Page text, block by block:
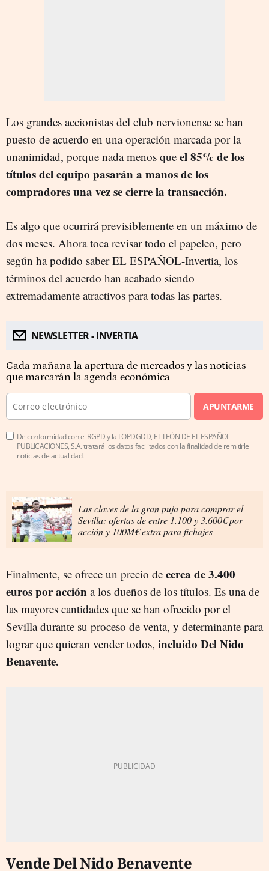
Los grandes accionistas del club nervionense se han
puesto de acuerdo en una operación marcada por la
unanimidad, porque nada menos que el 85% de los
títulos del equipo pasarán a manos de los
compradores una vez se cierre la transacción.
Es algo que ocurrirá previsiblemente en un máximo de
dos meses. Ahora toca revisar todo el papeleo, pero
según ha podido saber EL ESPAÑOL-Invertia, los
términos del acuerdo han acabado siendo
extremadamente atractivos para todas las partes.
NEWSLETTER - INVERTIA
Cada mañana la apertura de mercados y las noticias
que marcarán la agenda económica
APUNTARME
De conformidad con el RGPD y la LOPDGDD, EL LEÓN DE EL ESPAÑOL
PUBLICACIONES, S.A. tratará los datos facilitados con la finalidad de remitirle
noticias de actualidad.
Las claves de la gran puja para comprar el
Sevilla: ofertas de entre 1.100 y 3.600€ por
acción y 100M€ extra para fichajes
Finalmente, se ofrece un precio de cerca de 3.400
euros por acción a los dueños de los títulos. Es una de
las mayores cantidades que se han ofrecido por el
Sevilla durante su proceso de venta, y determinante para
lograr que quieran vender todos, incluido Del Nido
Benavente.
Vende Del Nido Benavente